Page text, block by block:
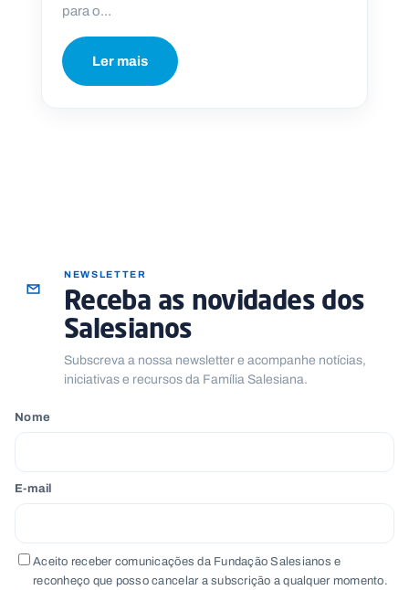
para o...
Ler mais
NEWSLETTER
Receba as novidades dos
Salesianos
Subscreva a nossa newsletter e acompanhe notícias,
iniciativas e recursos da Família Salesiana.
Nome
E-mail
Aceito receber comunicações da Fundação Salesianos e
reconheço que posso cancelar a subscrição a qualquer momento.
t
e
w